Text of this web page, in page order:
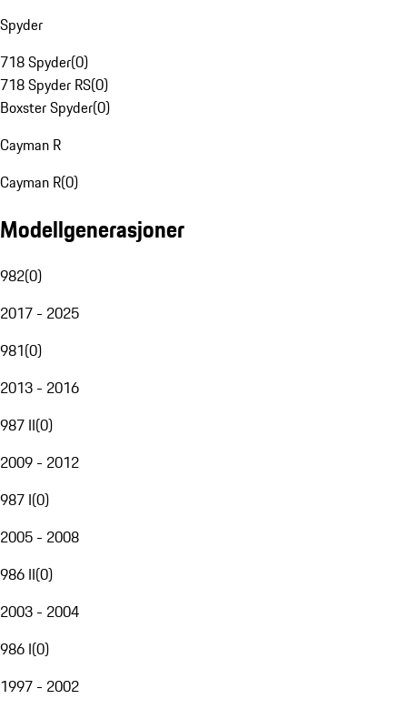
Spyder
718 Spyder(0)
718 Spyder RS(0)
Boxster Spyder(0)
Cayman R
Cayman R(0)
Modellgenerasjoner
982(0)
2017 - 2025
981(0)
2013 - 2016
987 II(0)
2009 - 2012
987 I(0)
2005 - 2008
986 II(0)
2003 - 2004
986 I(0)
1997 - 2002